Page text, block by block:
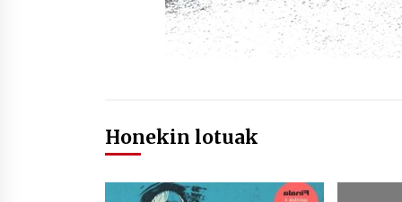
Honekin lotuak